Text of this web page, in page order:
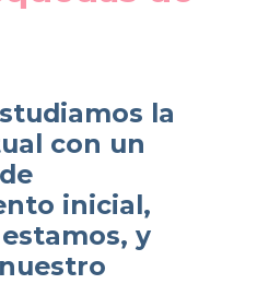
la
con un
inicial,
y